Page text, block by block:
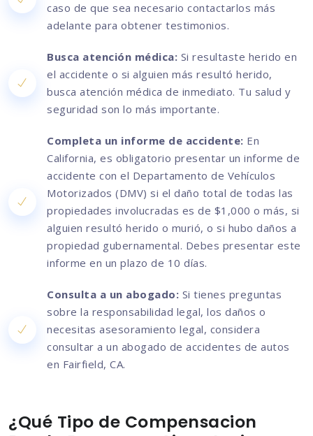
caso de que sea necesario contactarlos más
adelante para obtener testimonios.
Busca atención médica: Si resultaste herido en
el accidente o si alguien más resultó herido,
busca atención médica de inmediato. Tu salud y
seguridad son lo más importante.
Completa un informe de accidente: En
California, es obligatorio presentar un informe de
accidente con el Departamento de Vehículos
Motorizados (DMV) si el daño total de todas las
propiedades involucradas es de $1,000 o más, si
alguien resultó herido o murió, o si hubo daños a
propiedad gubernamental. Debes presentar este
informe en un plazo de 10 días.
Consulta a un abogado: Si tienes preguntas
sobre la responsabilidad legal, los daños o
necesitas asesoramiento legal, considera
consultar a un abogado de accidentes de autos
en Fairfield, CA.
¿Qué Tipo de Compensacion